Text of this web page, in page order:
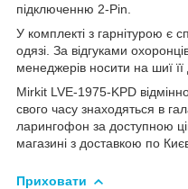
підключенню 2-Pin.
У комплекті з гарнітурою є
одязі. За відгуками
менеджерів носити на шиї її
Mirkit LVE-1975-KPD
свого часу знаходяться в
ларингофон за доступною
магазині з доставкою по
Приховати